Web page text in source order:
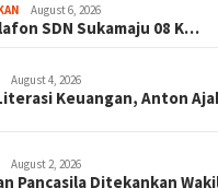
August 6, 2026
SDN Sukamaju 08 K…
August 4, 2026
Keuangan, Anton
August 2, 2026
Pancasila Ditekankan